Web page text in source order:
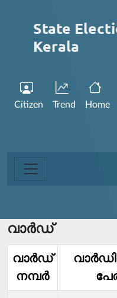
State
Kerala
Citizen Trend Home
വാര്‍ഡ്
വാര്‍ഡ്‌
നമ്പര്‍